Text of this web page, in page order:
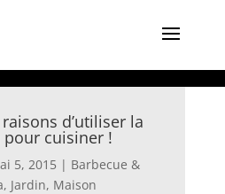
d’utiliser la
pour cuisiner !
5, 2015 | Barbecue &
, Jardin, Maison